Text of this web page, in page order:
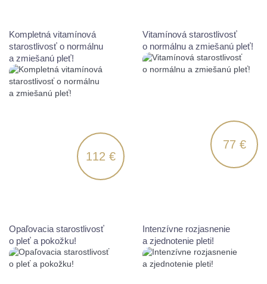
Kompletná vitamínová
starostlivosť o normálnu
a zmiešanú pleť!
112 €
Vitamínová starostlivosť
o normálnu a zmiešanú pleť!
77 €
Opaľovacia starostlivosť
o pleť a pokožku!
Intenzívne rozjasnenie
a zjednotenie pleti!